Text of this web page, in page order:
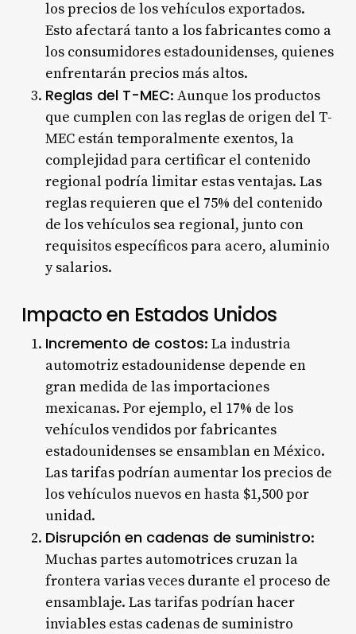
los precios de los vehículos exportados.
Esto afectará tanto a los fabricantes como a
los consumidores estadounidenses, quienes
enfrentarán precios más altos.
Reglas del T-MEC: Aunque los productos
que cumplen con las reglas de origen del T-
MEC están temporalmente exentos, la
complejidad para certificar el contenido
regional podría limitar estas ventajas. Las
reglas requieren que el 75% del contenido
de los vehículos sea regional, junto con
requisitos específicos para acero, aluminio
y salarios.
Impacto en Estados Unidos
Incremento de costos: La industria
automotriz estadounidense depende en
gran medida de las importaciones
mexicanas. Por ejemplo, el 17% de los
vehículos vendidos por fabricantes
estadounidenses se ensamblan en México.
Las tarifas podrían aumentar los precios de
los vehículos nuevos en hasta $1,500 por
unidad.
Disrupción en cadenas de suministro:
Muchas partes automotrices cruzan la
frontera varias veces durante el proceso de
ensamblaje. Las tarifas podrían hacer
inviables estas cadenas de suministro